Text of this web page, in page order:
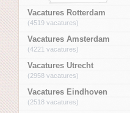
Vacatures Rotterdam
(4519 vacatures)
Vacatures Amsterdam
(4221 vacatures)
Vacatures Utrecht
(2958 vacatures)
Vacatures Eindhoven
(2518 vacatures)